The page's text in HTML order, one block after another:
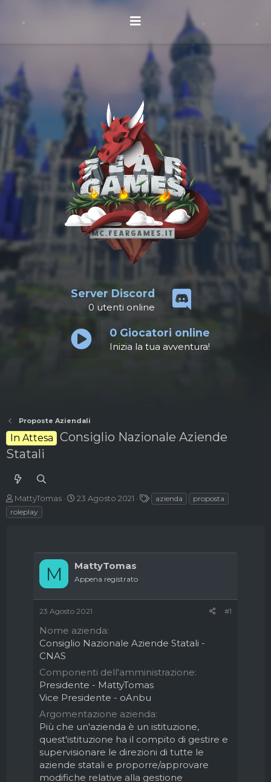
Server Discord
0 utenti online
0Giocatori online
Inizia la tua avventura!
Proposte Aziendali
In Attesa
Consiglio Nazionale Aziende
Statali
A
u
t
MattyTomas
D
'
i
23 Agosto 2021 azienda
proposta
roleplay
M MattyTomas
Appena registrato
23 Agosto 2021 #1
Nome azienda
Consiglio Nazionale Aziende Statali -
CNAS
Componenti dell'amministrazione
Presidente - MattyTomas
Vice Presidente - oAnbu
Argomentazione azienda
Più che un'azienda è un istituzione,
quest'istituzione ha il compito di gestire e
supervisionare le direzioni di tutte le
aziende statali e proporre/approvare
modifiche relative alla gestione